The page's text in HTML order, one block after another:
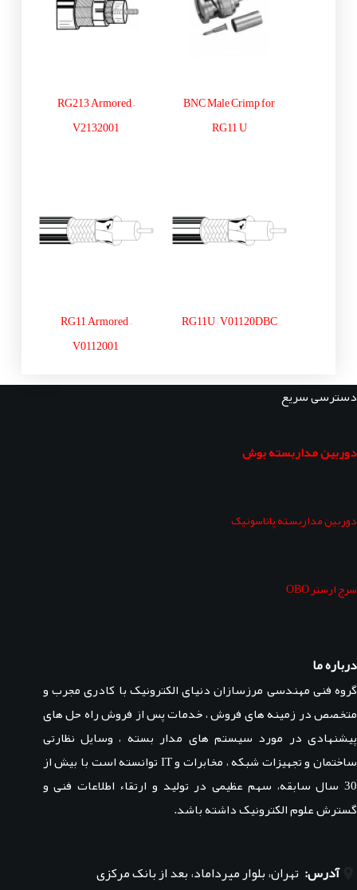
BNC Male Crimp for
RG11 U
RG213 Armored –
V2132001
RG11U – V01120DBC
RG11 Armored –
V0112001
دسترسی سریع
دوربین مداربسته بوش
دوربین مداربسته پاناسونیک
سرج ارستر OBO
درباره ما
گروه فنی مهندسی مرزسازان دنیای الکترونیک با کادری مجرب و
متخصص در زمینه های فروش ، خدمات پس از فروش راه حل های
پیشنهادی در مورد سیستم های مدار بسته ، وسایل نظارتی
ساختمان و تجهیزات شبکه ، مخابرات و IT توانسته است با بیش از
30 سال سابقه، سهم عظیمی در تولید و ارتقاء اطلاعات فنی و
گسترش علوم الکترونیک داشته باشد.
آدرس: تهران، بلوار میرداماد، بعد از بانک مرکزی